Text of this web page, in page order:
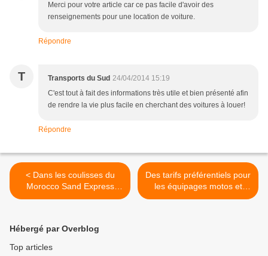
Merci pour votre article car ce pas facile d'avoir des
renseignements pour une location de voiture.
Répondre
T Transports du Sud 24/04/2014 15:19
C'est tout à fait des informations très utile et bien présenté afin
de rendre la vie plus facile en cherchant des voitures à louer!
Répondre
< Dans les coulisses du
Morocco Sand Express
notre raid au Maroc
Des tarifs préférentiels pour
les équipages motos et
quads sur le M'hamid
Hébergé par Overblog
Top articles